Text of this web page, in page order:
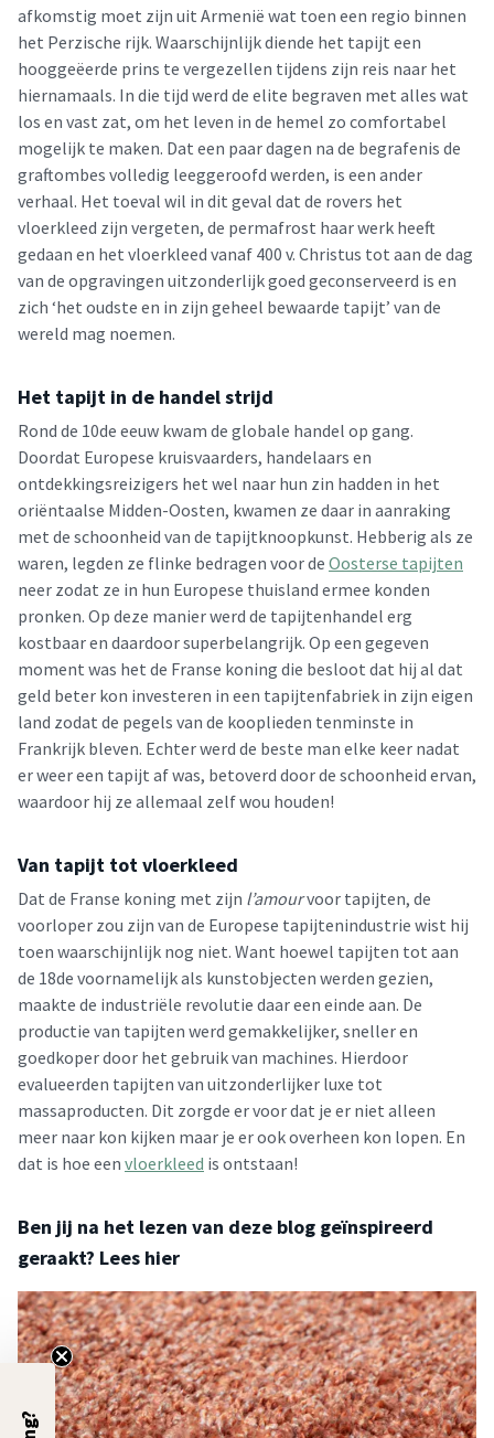
afkomstig moet zijn uit Armenië wat toen een regio binnen
het Perzische rijk. Waarschijnlijk diende het tapijt een
hooggeëerde prins te vergezellen tijdens zijn reis naar het
hiernamaals. In die tijd werd de elite begraven met alles wat
los en vast zat, om het leven in de hemel zo comfortabel
mogelijk te maken. Dat een paar dagen na de begrafenis de
graftombes volledig leeggeroofd werden, is een ander
verhaal. Het toeval wil in dit geval dat de rovers het
vloerkleed zijn vergeten, de permafrost haar werk heeft
gedaan en het vloerkleed vanaf 400 v. Christus tot aan de dag
van de opgravingen uitzonderlijk goed geconserveerd is en
zich ‘het oudste en in zijn geheel bewaarde tapijt’ van de
wereld mag noemen.
Het tapijt in de handel strijd
Rond de 10de eeuw kwam de globale handel op gang.
Doordat Europese kruisvaarders, handelaars en
ontdekkingsreizigers het wel naar hun zin hadden in het
oriëntaalse Midden-Oosten, kwamen ze daar in aanraking
met de schoonheid van de tapijtknoopkunst. Hebberig als ze
waren, legden ze flinke bedragen voor de Oosterse tapijten
neer zodat ze in hun Europese thuisland ermee konden
pronken. Op deze manier werd de tapijtenhandel erg
kostbaar en daardoor superbelangrijk. Op een gegeven
moment was het de Franse koning die besloot dat hij al dat
geld beter kon investeren in een tapijtenfabriek in zijn eigen
land zodat de pegels van de kooplieden tenminste in
Frankrijk bleven. Echter werd de beste man elke keer nadat
er weer een tapijt af was, betoverd door de schoonheid ervan,
waardoor hij ze allemaal zelf wou houden!
Van tapijt tot vloerkleed
Dat de Franse koning met zijn l’amourvoor tapijten, de
voorloper zou zijn van de Europese tapijtenindustrie wist hij
toen waarschijnlijk nog niet. Want hoewel tapijten tot aan
de 18de voornamelijk als kunstobjecten werden gezien,
maakte de industriële revolutie daar een einde aan. De
productie van tapijten werd gemakkelijker, sneller en
goedkoper door het gebruik van machines. Hierdoor
evalueerden tapijten van uitzonderlijker luxe tot
massaproducten. Dit zorgde er voor dat je er niet alleen
meer naar kon kijken maar je er ook overheen kon lopen. En
dat is hoe een vloerkleed is ontstaan!
Ben jij na het lezen van deze blog geïnspireerd
geraakt? Lees hier